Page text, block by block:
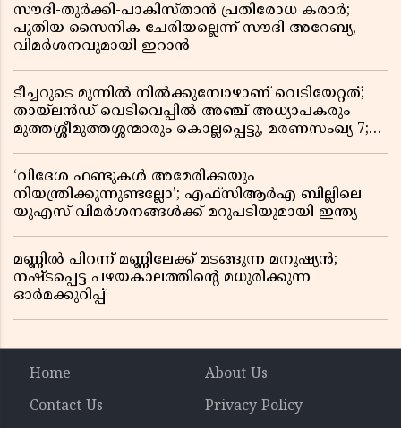
സൗദി-തുർക്കി-പാകിസ്താൻ പ്രതിരോധ കരാർ;
പുതിയ സൈനിക ചേരിയല്ലെന്ന് സൗദി അറേബ്യ,
വിമർശനവുമായി ഇറാൻ
ടീച്ചറുടെ മുന്നിൽ നിൽക്കുമ്പോഴാണ് വെടിയേറ്റത്;
തായ്‌ലൻഡ് വെടിവെപ്പിൽ അഞ്ച് അധ്യാപകരും
മുത്തശ്ശീമുത്തശ്ശന്മാരും കൊല്ലപ്പെട്ടു, മരണസംഖ്യ 7;
‘വിദേശ ഫണ്ടുകൾ അമേരിക്കയും
നിയന്ത്രിക്കുന്നുണ്ടല്ലോ’; എഫ്സിആർഎ ബില്ലിലെ
യുഎസ് വിമർശനങ്ങൾക്ക് മറുപടിയുമായി ഇന്ത്യ
മണ്ണിൽ പിറന്ന് മണ്ണിലേക്ക് മടങ്ങുന്ന മനുഷ്യൻ;
നഷ്ടപ്പെട്ട പഴയകാലത്തിൻ്റെ മധുരിക്കുന്ന
ഓർമക്കുറിപ്പ്
Home
About Us
Contact Us
Privacy Policy